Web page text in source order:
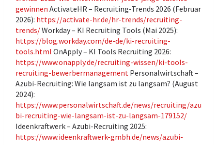
gewinnen ActivateHR – Recruiting-Trends 2026 (Februar
2026): https://activate-hr.de/hr-trends/recruiting-
trends/Workday – KI Recruiting Tools (Mai 2025):
https://blog.workday.com/de-de/ki-recruiting-
tools.html OnApply – KI Tools Recruiting 2026:
https://www.onapply.de/recruiting-wissen/ki-tools-
recruiting-bewerbermanagement Personalwirtschaft –
Azubi-Recruiting: Wie langsam ist zu langsam? (August
2024):
https://www.personalwirtschaft.de/news/recruiting/azu
bi-recruiting-wie-langsam-ist-zu-langsam-179152/
Ideenkraftwerk – Azubi-Recruiting 2025:
https://www.ideenkraftwerk-gmbh.de/news/azubi-